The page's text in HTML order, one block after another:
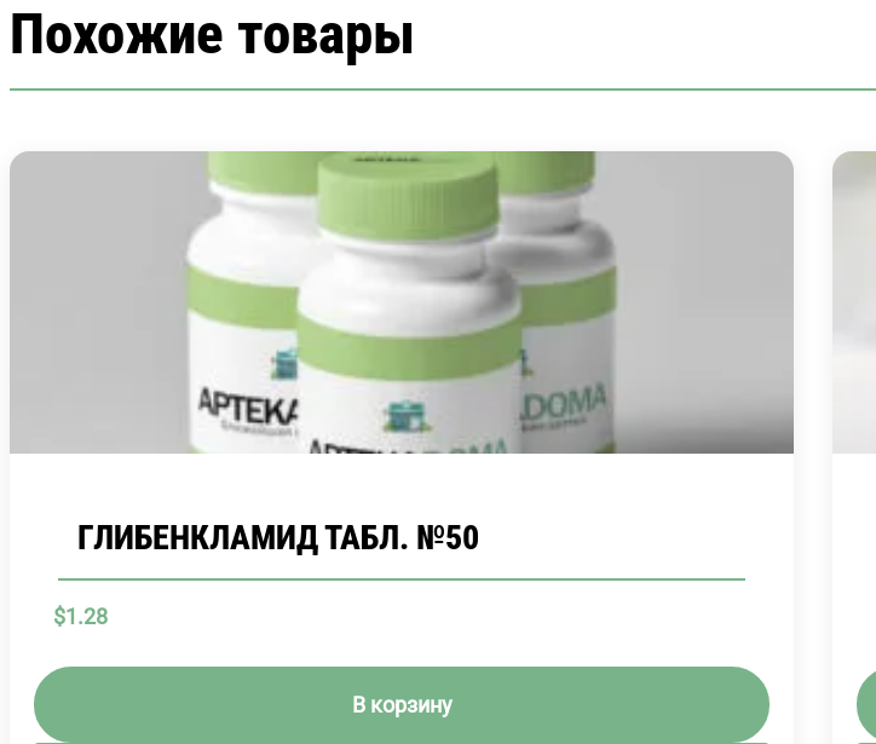
Похожие товары
ГЛИБЕНКЛАМИД ТАБЛ. №50
$1.28
В корзину